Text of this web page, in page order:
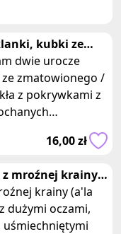
kubki ze
z pokrywką
zmatowionego /
z pokrywkami z
16,00 zł
mroźnej krainy
frozen
krainy (a'la
dużymi oczami,